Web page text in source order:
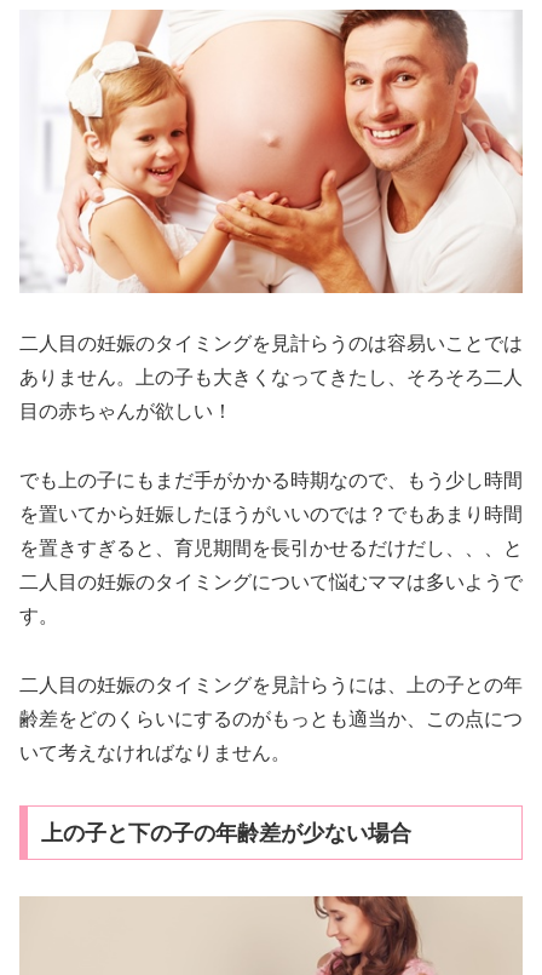
二人目の妊娠のタイミングを見計らうのは容易いことでは
ありません。上の子も大きくなってきたし、そろそろ二人
目の赤ちゃんが欲しい！
でも上の子にもまだ手がかかる時期なので、もう少し時間
を置いてから妊娠したほうがいいのでは？でもあまり時間
を置きすぎると、育児期間を長引かせるだけだし、、、と
二人目の妊娠のタイミングについて悩むママは多いようで
す。
二人目の妊娠のタイミングを見計らうには、上の子との年
齢差をどのくらいにするのがもっとも適当か、この点につ
いて考えなければなりません。
上の子と下の子の年齢差が少ない場合